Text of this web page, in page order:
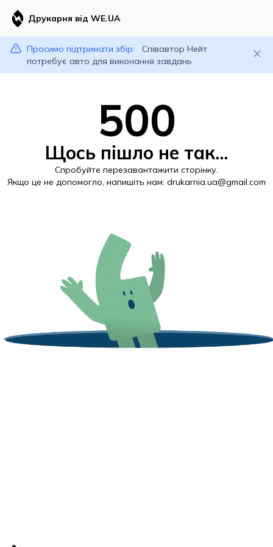
Друкарня від WE.UA
Просимо підтримати збір:
Співавтор Нейт
потребує авто для виконання завдань
500
Щось пішло не так...
Спробуйте перезавантажити сторінку.
Якщо це не допомогло, напишіть нам: drukarnia.ua@gmail.com